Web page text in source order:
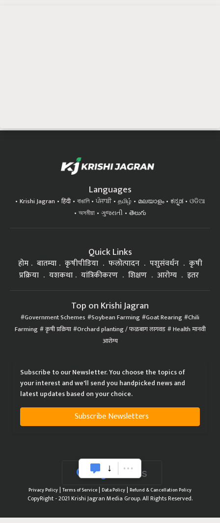
Languages
Krishi Jagran हिंदी বাঙালি ਪੰਜਾਬੀ தமிழ் മലയാളം ಕನ್ನಡ
ଓଡିଆ
অসমীয়া
ગુજરાતી తెలుగు
Quick Links
होम बातम्या कृषीपीडिया फलोत्पादन पशुसंवर्धन
कृषी
प्रक्रिया
यशकथा यांत्रिकीकरण शिक्षण आरोग्य इतर
Top on Krishi Jagran
Government Schemes Soybean Farming Goat Rearing Chili
Farming कृषी प्रक्रिया Orchard planting / फळबाग लागवड Health मानवी
आरोग्य
Subscribe to our Newsletter. You choose the topics of
your interest and we'll send you handpicked news and
latest updates based on your choice.
Subscribe Newsletters
Privacy Policy| Terms of Service| Data Policy| Refund & Cancellation Policy
CopyRight - 2021 Krishi Jagran Media Group. All Rights Reserved.